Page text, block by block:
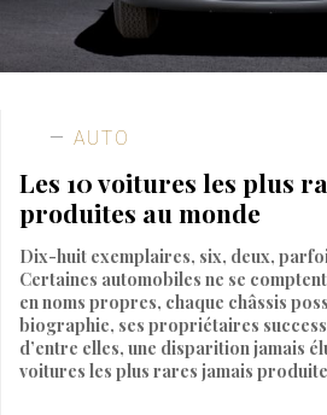
AUTO
Les 10 voitures les plus
produites au monde
Dix-huit exemplaires, six, deux,
Certaines automobiles ne se
en noms propres, chaque châssis
biographie, ses propriétaires
d’entre elles, une disparition jamais
voitures les plus rares jamais